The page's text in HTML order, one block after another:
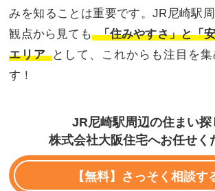
みを知ることは重要です。JR尼崎駅
観点から見ても 「住みやすさ」と「
エリア
として、これからも注目を
す！
JR尼崎駅周辺の住まい探
株式会社大阪住宅へお任せく
【無料】さっそく相談す